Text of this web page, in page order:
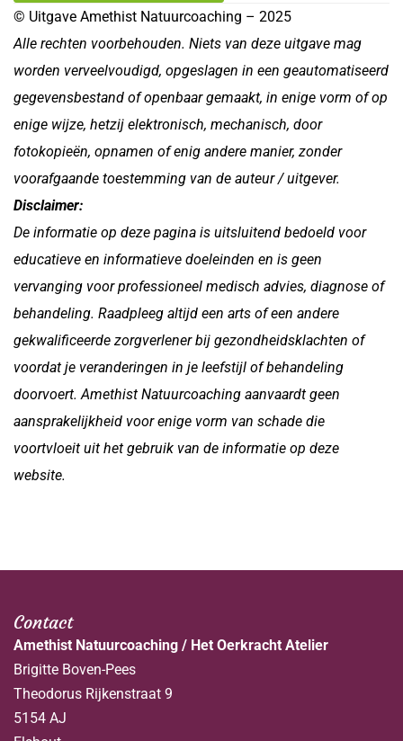
© Uitgave Amethist Natuurcoaching – 2025
Alle rechten voorbehouden. Niets van deze uitgave mag
worden verveelvoudigd, opgeslagen in een geautomatiseerd
gegevensbestand of openbaar gemaakt, in enige vorm of op
enige wijze, hetzij elektronisch, mechanisch, door
fotokopieën, opnamen of enig andere manier, zonder
voorafgaande toestemming van de auteur / uitgever.
Disclaimer:
De informatie op deze pagina is uitsluitend bedoeld voor
educatieve en informatieve doeleinden en is geen
vervanging voor professioneel medisch advies, diagnose of
behandeling. Raadpleeg altijd een arts of een andere
gekwalificeerde zorgverlener bij gezondheidsklachten of
voordat je veranderingen in je leefstijl of behandeling
doorvoert. Amethist Natuurcoaching aanvaardt geen
aansprakelijkheid voor enige vorm van schade die
voortvloeit uit het gebruik van de informatie op deze
website.
Contact
Amethist Natuurcoaching / Het Oerkracht Atelier
Brigitte Boven-Pees
Theodorus Rijkenstraat 9
5154 AJ